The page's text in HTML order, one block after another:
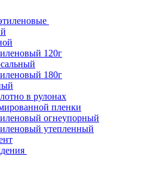
120г
180г
в рулонах
пленки
огнеупорный
утепленный